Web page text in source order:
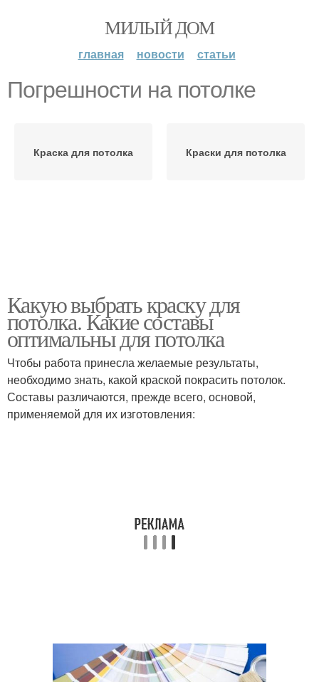
МИЛЫЙ ДОМ
главная новости статьи
Погрешности на потолке
Краска для потолка Краски для потолка
Какую выбрать краску для
потолка. Какие составы
оптимальны для потолка
Чтобы работа принесла желаемые результаты,
необходимо знать, какой краской покрасить потолок.
Составы различаются, прежде всего, основой,
применяемой для их изготовления: